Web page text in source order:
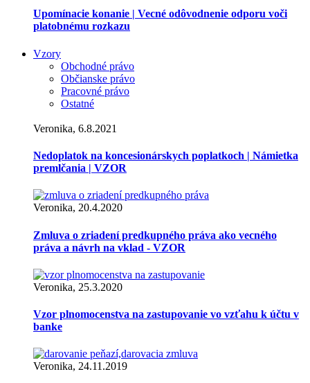
Upomínacie konanie | Vecné odôvodnenie odporu voči
platobnému rozkazu
Vzory
Obchodné právo
Občianske právo
Pracovné právo
Ostatné
Veronika, 6.8.2021
Nedoplatok na koncesionárskych poplatkoch | Námietka
premlčania | VZOR
Veronika, 20.4.2020
Zmluva o zriadení predkupného práva ako vecného
práva a návrh na vklad - VZOR
Veronika, 25.3.2020
Vzor plnomocenstva na zastupovanie vo vzťahu k účtu v
banke
Veronika, 24.11.2019